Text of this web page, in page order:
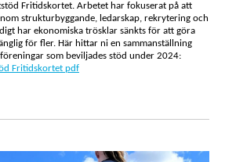
Fritidskortet. Arbetet har fokuserat på att
strukturbyggande, ledarskap, rekrytering och
har ekonomiska trösklar sänkts för att göra
för fler. Här hittar ni en sammanställning
som beviljades stöd under 2024:
Fritidskortet pdf